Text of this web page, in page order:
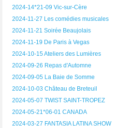
2024-14*21-09 Vic-sur-Cère
2024-11-27 Les comédies musicales
2024-11-21 Soirée Beaujolais
2024-11-19 De Paris à Vegas
2024-10-15 Ateliers des Lumières
2024-09-26 Repas d'Automne
2024-09-05 La Baie de Somme
2024-10-03 Château de Breteuil
2024-05-07 TWIST SAINT-TROPEZ
2024-05-21*06-01 CANADA
2024-03-27 FANTASIA LATINA SHOW